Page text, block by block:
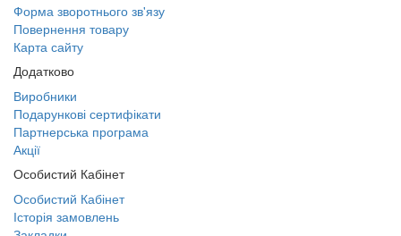
Форма зворотнього зв'язу
Повернення товару
Карта сайту
Додатково
Виробники
Подарункові сертифікати
Партнерська програма
Акції
Особистий Кабінет
Особистий Кабінет
Історія замовлень